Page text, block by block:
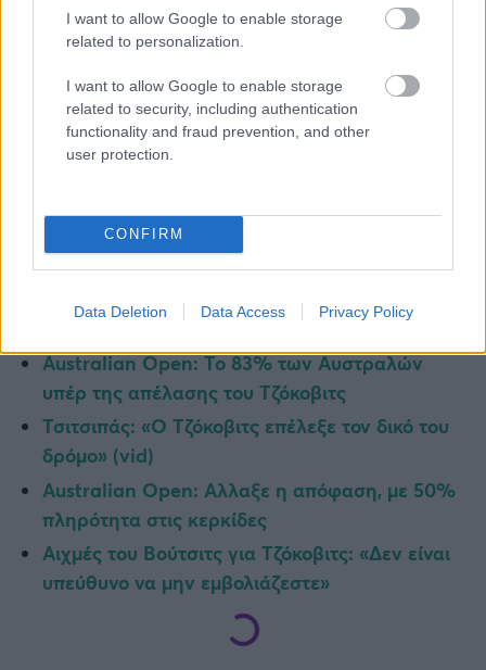
I want to allow Google to enable storage
related to personalization.
I want to allow Google to enable storage
related to security, including authentication
functionality and fraud prevention, and other
user protection.
CONFIRM
Data Deletion Data Access Privacy Policy
ωστόσο δεν αποκλείεται να παραπέμψει την
θα είναι ενδεχομένως χρονοβόρο και θα κοστίσει
στον Νόλε οριστικά την συμμετοχή του στην
διοργάνωση.
διαδικασία της ένστασης ο
πάρει το αεροπλάνο και να αναχωρήσει για την
επίσημη αντίδρασή του.
Australian Open: Το 83% των Αυστραλών
υπέρ της απέλασης του Τζόκοβιτς
Τσιτσιπάς: «Ο Τζόκοβιτς επέλεξε τον δικό του
δρόμο» (vid)
Australian Open: Αλλαξε η απόφαση, με 50%
πληρότητα στις κερκίδες
Αιχμές του Βούτσιτς για Τζόκοβιτς: «Δεν είναι
υπεύθυνο να μην εμβολιάζεστε»